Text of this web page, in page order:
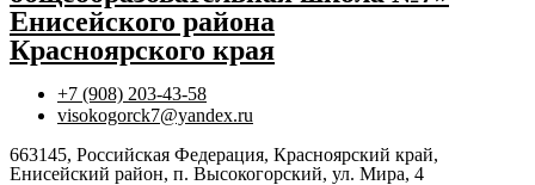
Енисейского района
Красноярского края
+7 (908) 203-43-58
visokogorck7@yandex.ru
663145, Российская Федерация, Красноярский край,
Енисейский район, п. Высокогорский, ул. Мира, 4